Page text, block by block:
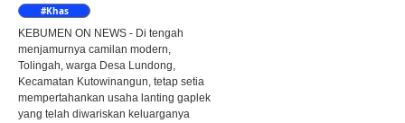
#Khas
KEBUMEN ON NEWS - Di tengah
menjamurnya camilan modern,
Tolingah, warga Desa Lundong,
Kecamatan Kutowinangun, tetap setia
mempertahankan usaha lanting gaplek
yang telah diwariskan keluarganya